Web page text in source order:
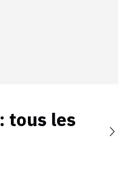
: tous les